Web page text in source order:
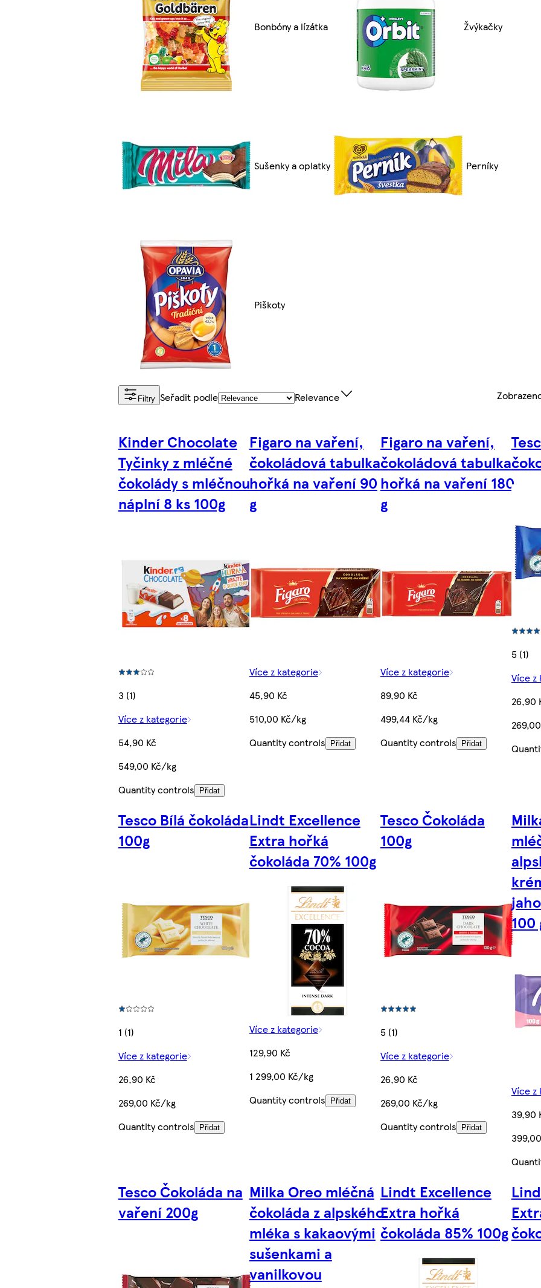
Bonbóny a lízátka Žvýkačky
Sušenky a oplatky Perníky
Piškoty
Filtry Seřadit podle Relevance
Kinder Chocolate
Tyčinky z mléčné
čokolády s mléčnou
náplní 8 ks 100g
3 (1)
Více z kategorie
54,90 Kč
549,00 Kč/kg
Quantity controls
Přidat
Figaro na vaření,
čokoládová tabulka
hořká na vaření 90
g
Více z kategorie
45,90 Kč
510,00 Kč/kg
Quantity controls
Přidat
Figaro na vaření,
čokoládová tabulka
hořká na vaření 180
g
Více z kategorie
89,90 Kč
499,44 Kč/kg
Quantity controls
Přidat
5 (1)
Více z
26,90
Tesco Bílá čokoláda
100g
1 (1)
Více z kategorie
26,90 Kč
269,00 Kč/kg
Quantity controls
Přidat
Lindt Excellence
Extra hořká
čokoláda 70% 100g
Více z kategorie
129,90 Kč
1 299,00 Kč/kg
Quantity controls
Přidat
Tesco Čokoláda
100g
5 (1)
Více z kategorie
26,90 Kč
269,00 Kč/kg
Quantity controls
Přidat
100
Více z
39,90
Tesco Čokoláda na
vaření 200g
Milka Oreo mléčná
čokoláda z alpského
mléka s kakaovými
sušenkami a
vanilkovou
Lindt Excellence
Extra hořká
čokoláda 85% 100g